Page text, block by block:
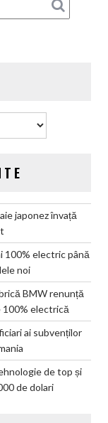
din
Germania
japonez învață
100% electric până
noi
BMW renunță
electrică
ai subvenților
de top și
de dolari